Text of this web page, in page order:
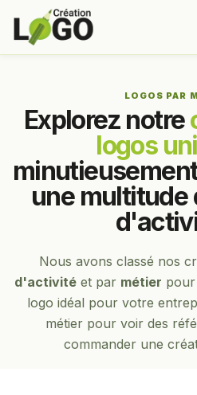
LOGOS PAR
Explorez notre
logos
une multitude
Nous avons classé nos
d'activité et par métier pour
logo idéal pour votre
métier pour voir des
commander une